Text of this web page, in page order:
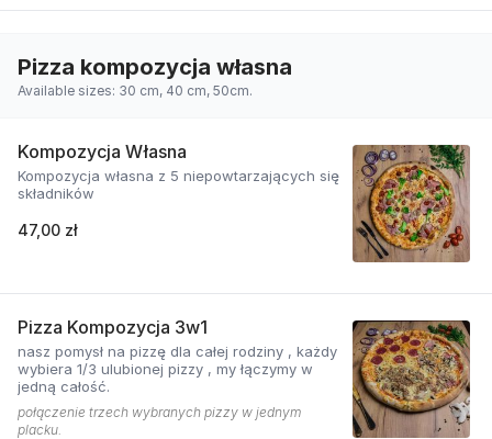
Pizza kompozycja własna
Available sizes: 30 cm, 40 cm, 50cm.
Kompozycja Własna
Kompozycja własna z 5 niepowtarzających się
składników
47,00 zł
Pizza Kompozycja 3w1
nasz pomysł na pizzę dla całej rodziny , każdy
wybiera 1/3 ulubionej pizzy , my łączymy w
jedną całość.
połączenie trzech wybranych pizzy w jednym
placku.